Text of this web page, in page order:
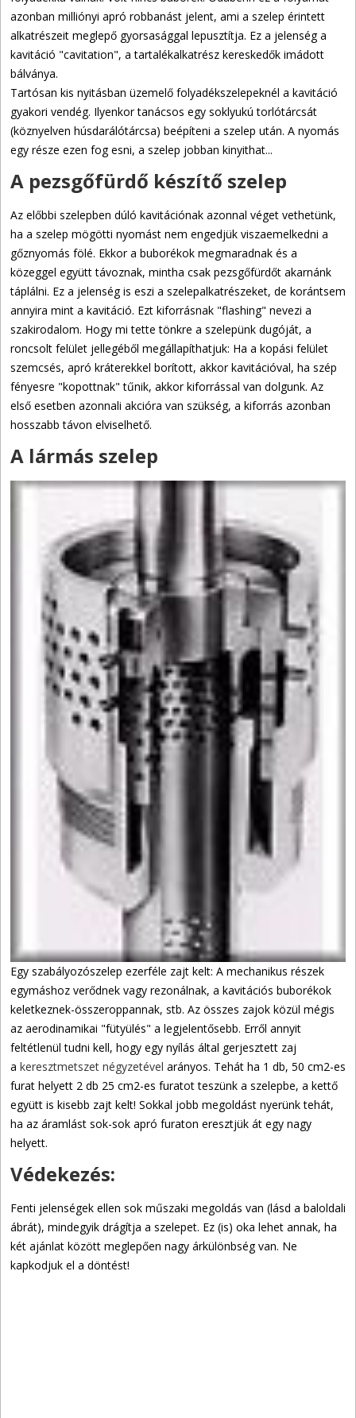
azonban milliónyi apró robbanást jelent, ami a szelep érintett
alkatrészeit meglepő gyorsasággal lepusztítja. Ez a jelenség a
kavitáció "cavitation", a tartalékalkatrész kereskedők imádott
bálványa.
Tartósan kis nyitásban üzemelő folyadékszelepeknél a kavitáció
gyakori vendég. Ilyenkor tanácsos egy soklyukú torlótárcsát
(köznyelven húsdarálótárcsa) beépíteni a szelep után. A nyomás
egy része ezen fog esni, a szelep jobban kinyithat...
A pezsgőfürdő készítő szelep
Az előbbi szelepben dúló kavitációnak azonnal véget vethetünk,
ha a szelep mögötti nyomást nem engedjük viszaemelkedni a
gőznyomás fölé. Ekkor a buborékok megmaradnak és a
közeggel együtt távoznak, mintha csak pezsgőfürdőt akarnánk
táplálni. Ez a jelenség is eszi a szelepalkatrészeket, de korántsem
annyira mint a kavitáció. Ezt kiforrásnak "flashing" nevezi a
szakirodalom. Hogy mi tette tönkre a szelepünk dugóját, a
roncsolt felület jellegéből megállapíthatjuk: Ha a kopási felület
szemcsés, apró kráterekkel borított, akkor kavitációval, ha szép
fényesre "kopottnak" tűnik, akkor kiforrással van dolgunk. Az
első esetben azonnali akcióra van szükség, a kiforrás azonban
hosszabb távon elviselhető.
A lármás szelep
Egy szabályozószelep ezerféle zajt kelt: A mechanikus részek
egymáshoz verődnek vagy rezonálnak, a kavitációs buborékok
keletkeznek-összeroppannak, stb. Az összes zajok közül mégis
az aerodinamikai "fütyülés" a legjelentősebb. Erről annyit
feltétlenül tudni kell, hogy egy nyílás által gerjesztett zaj
a keresztmetszet négyzetével arányos. Tehát ha 1 db, 50 cm2-es
furat helyett 2 db 25 cm2-es furatot teszünk a szelepbe, a kettő
együtt is kisebb zajt kelt! Sokkal jobb megoldást nyerünk tehát,
ha az áramlást sok-sok apró furaton eresztjük át egy nagy
helyett.
Védekezés:
Fenti jelenségek ellen sok műszaki megoldás van (lásd a baloldali
ábrát), mindegyik drágítja a szelepet. Ez (is) oka lehet annak, ha
két ajánlat között meglepően nagy árkülönbség van. Ne
kapkodjuk el a döntést!